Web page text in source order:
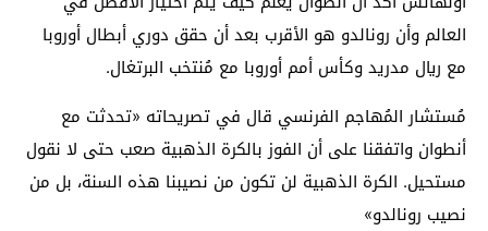
العالم وأن رونالدو هو الأقرب بعد أن حقق دوري أبطال أوروبا
مع ريال مدريد وكأس أمم أوروبا مع مُنتخب البرتغال.
مُستشار المُهاجم الفرنسي قال في تصريحاته «تحدثت مع
أنطوان واتفقنا على أن الفوز بالكرة الذهبية صعب حتى لا نقول
مستحيل. الكرة الذهبية لن تكون من نصيبنا هذه السنة، بل من
نصيب رونالدو»